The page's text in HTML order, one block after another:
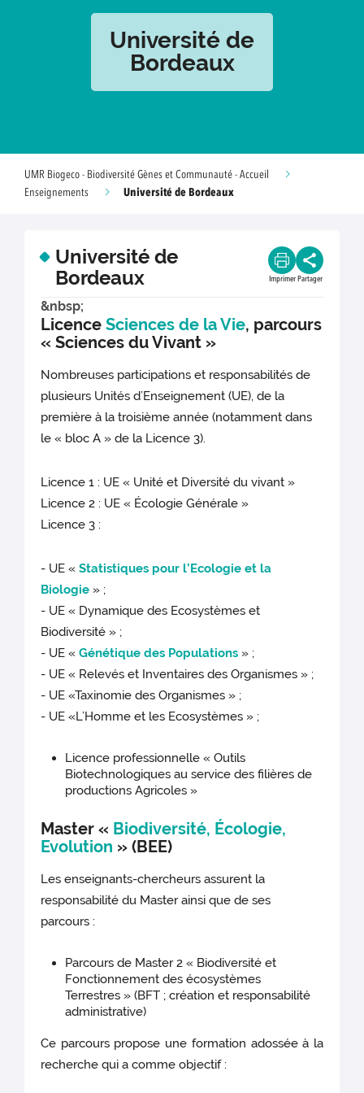
Université de
Bordeaux
UMR Biogeco - Biodiversité Gènes et Communauté - Accueil
Enseignements
Université de Bordeaux
Université de
Bordeaux
Imprimer Partager
&nbsp;
LicenceSciences de la Vie, parcours
« Sciences du Vivant »
Nombreuses participations et responsabilités de
plusieurs Unités d’Enseignement (UE), de la
première à la troisième année (notamment dans
le « bloc A » de la Licence 3).
Licence 1 : UE « Unité et Diversité du vivant »
Licence 2 : UE « Écologie Générale »
Licence 3 :
- UE «Statistiques pour l’Ecologie et la
Biologie » ;
- UE « Dynamique des Ecosystèmes et
Biodiversité » ;
- UE «Génétique des Populations » ;
- UE « Relevés et Inventaires des Organismes » ;
- UE «Taxinomie des Organismes » ;
- UE «L’Homme et les Ecosystèmes » ;
Licence professionnelle « Outils
Biotechnologiques au service des filières de
productions Agricoles »
Master « Biodiversité, Écologie,
Evolution » (BEE)
Les enseignants-chercheurs assurent la
responsabilité du Master ainsi que de ses
parcours :
Parcours de Master 2 « Biodiversité et
Fonctionnement des écosystèmes
Terrestres » (BFT ; création et responsabilité
administrative)
Ce parcours propose une formation adossée à la
recherche qui a comme objectif :